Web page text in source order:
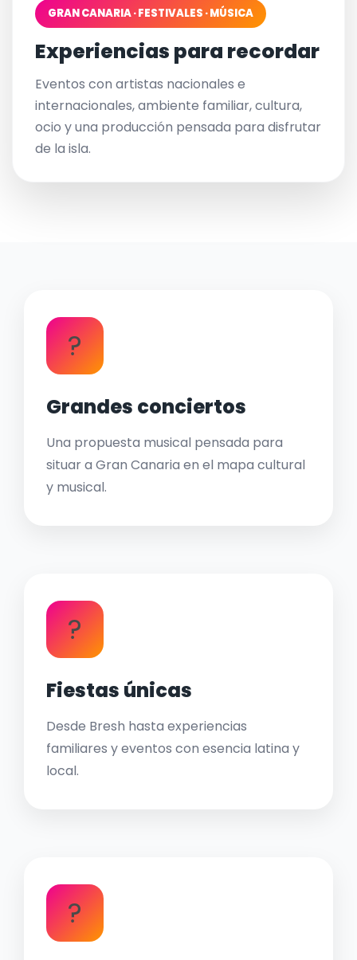
GRAN CANARIA · FESTIVALES · MÚSICA
Experiencias para recordar
Eventos con artistas nacionales e
internacionales, ambiente familiar, cultura,
ocio y una producción pensada para disfrutar
de la isla.
?
Grandes conciertos
Una propuesta musical pensada para
situar a Gran Canaria en el mapa cultural
y musical.
?
Fiestas únicas
Desde Bresh hasta experiencias
familiares y eventos con esencia latina y
local.
?